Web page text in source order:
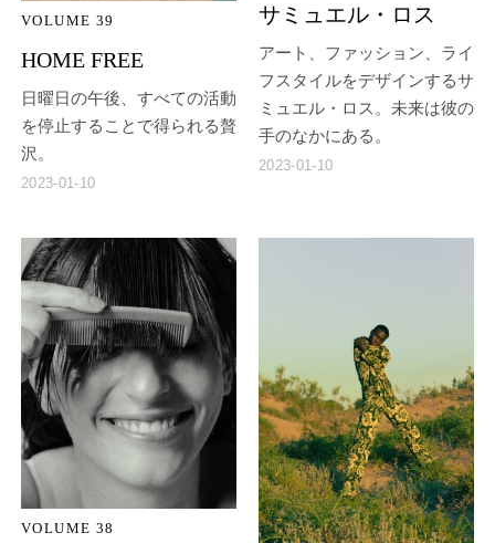
VOLUME 39
HOME FREE
日曜日の午後、すべての活動
を停止することで得られる贅
沢。
2023-01-10
サミュエル・ロス
アート、ファッション、ライ
フスタイルをデザインするサ
ミュエル・ロス。未来は彼の
手のなかにある。
2023-01-10
VOLUME 38